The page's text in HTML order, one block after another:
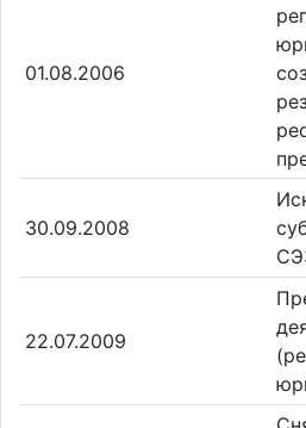
01.08.2006
30.09.2008
22.07.2009